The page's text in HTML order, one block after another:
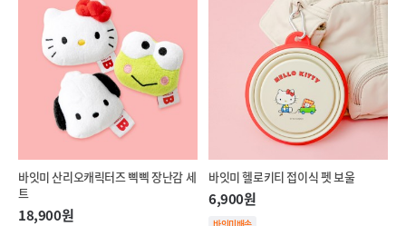
바잇미 산리오캐릭터즈 삑삑 장난감 세
트
18,900원
바잇미 헬로키티 접이식 펫 보울
6,900원